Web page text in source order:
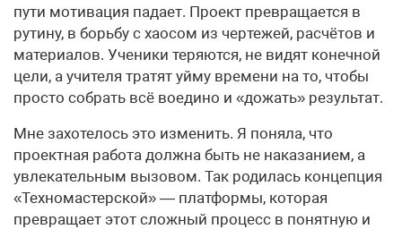
пути мотивация падает. Проект превращается в
рутину, в борьбу с хаосом из чертежей, расчётов и
материалов. Ученики теряются, не видят конечной
цели, а учителя тратят уйму времени на то, чтобы
просто собрать всё воедино и «дожать» результат.
Мне захотелось это изменить. Я поняла, что
проектная работа должна быть не наказанием, а
увлекательным вызовом. Так родилась концепция
«Техномастерской» — платформы, которая
превращает этот сложный процесс в понятную и